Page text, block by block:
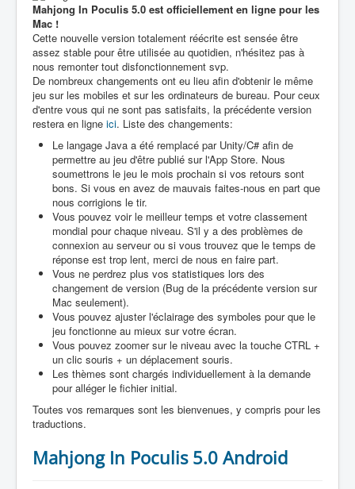
Mahjong In Poculis 5.0 est officiellement en ligne pour les
Mac !
Cette nouvelle version totalement réécrite est sensée être
assez stable pour être utilisée au quotidien, n'hésitez pas à
nous remonter tout disfonctionnement svp.
De nombreux changements ont eu lieu afin d'obtenir le même
jeu sur les mobiles et sur les ordinateurs de bureau. Pour ceux
d'entre vous qui ne sont pas satisfaits, la précédente version
restera en ligne ici. Liste des changements:
Le langage Java a été remplacé par Unity/C# afin de
permettre au jeu d'être publié sur l'App Store. Nous
soumettrons le jeu le mois prochain si vos retours sont
bons. Si vous en avez de mauvais faites-nous en part que
nous corrigions le tir.
Vous pouvez voir le meilleur temps et votre classement
mondial pour chaque niveau. S'il y a des problèmes de
connexion au serveur ou si vous trouvez que le temps de
réponse est trop lent, merci de nous en faire part.
Vous ne perdrez plus vos statistiques lors des
changement de version (Bug de la précédente version sur
Mac seulement).
Vous pouvez ajuster l'éclairage des symboles pour que le
jeu fonctionne au mieux sur votre écran.
Vous pouvez zoomer sur le niveau avec la touche CTRL +
un clic souris + un déplacement souris.
Les thèmes sont chargés individuellement à la demande
pour alléger le fichier initial.
Toutes vos remarques sont les bienvenues, y compris pour les
traductions.
Mahjong In Poculis 5.0 Android